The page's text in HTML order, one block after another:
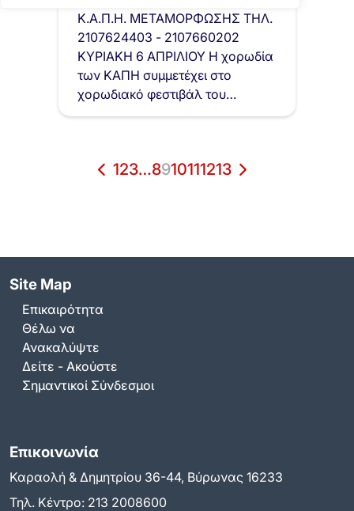
Κ.Α.Π.Η. ΜΕΤΑΜΟΡΦΩΣΗΣ ΤΗΛ.
2107624403 - 2107660202
ΚΥΡΙΑΚΗ 6 ΑΠΡΙΛΙΟΥ Η χορωδία
των ΚΑΠΗ συμμετέχει στο
χορωδιακό φεστιβάλ του…
123…8910111213
Site Map
Επικαιρότητα
Θέλω να
Ανακαλύψτε
Δείτε - Ακούστε
Σημαντικοί Σύνδεσμοι
Επικοινωνία
Καραολή & Δημητρίου 36-44, Βύρωνας 16233
Τηλ. Κέντρο: 213 2008600